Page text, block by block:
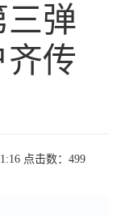
三弹
齐传
点击数：499